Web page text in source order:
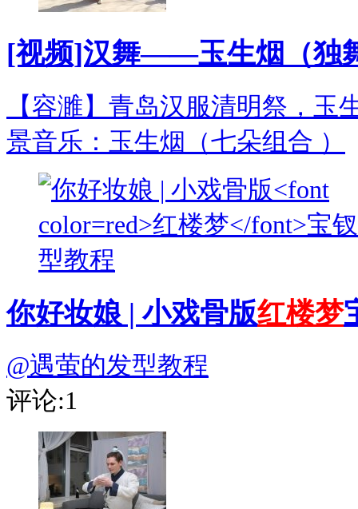
[视频]汉舞——玉生烟（独
【容濉】青岛汉服清明祭，
景音乐：玉生烟（七朵组合 ）
你好妆娘 | 小戏骨版红楼梦
@遇萤的发型教程
评论:1